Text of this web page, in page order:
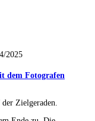
2025
dem Fotografen
Zielgeraden.